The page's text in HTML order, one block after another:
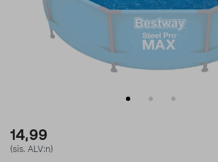
14,99
(sis. ALV:n)